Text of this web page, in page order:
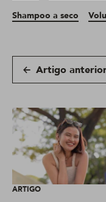
Shampoo a seco
Artigo
ARTIGO